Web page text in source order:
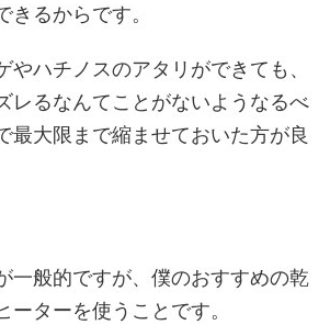
きるからです。
やハチノスのアタリができても、
レるなんてことがないようなるべ
最大限まで縮ませておいた方が良
一般的ですが、僕のおすすめの乾
ーターを使うことです。